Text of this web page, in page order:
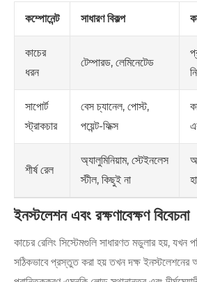
কম্পোনেন্ট সাধারণ বিকল্প
কাচের
ধরন
টেম্পারড, লেমিনেটেড
সাপোর্ট
স্ট্রাকচার
বেস চ্যানেল, পোস্ট,
পয়েন্ট-ফিক্স
শীর্ষ রেল
অ্যালুমিনিয়াম, স্টেইনলেস
স্টীল, কিছুই না
ইনস্টলেশন এবং রক্ষণাবেক্ষণ বিবেচনা
কাচের রেলিং সিস্টেমগুলি সাধারণত মডুলার হয়, যখন
সঠিকভাবে প্রস্তুত করা হয় তখন দক্ষ ইনস্টলেশনের